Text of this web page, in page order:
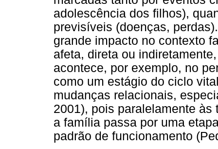
adolescência dos filhos),
previsíveis (doenças,
grande impacto no contexto
afeta, direta ou
acontece, por exemplo, no
como um estágio do ciclo
mudanças relacionais,
2001), pois paralelamente
a família passa por uma
padrão de funcionamento